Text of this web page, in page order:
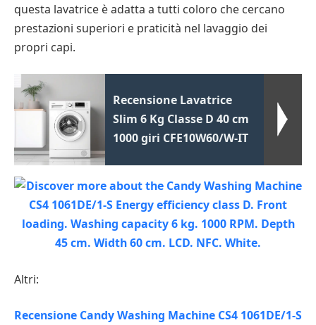
questa lavatrice è adatta a tutti coloro che cercano
prestazioni superiori e praticità nel lavaggio dei
propri capi.
Recensione Lavatrice
Slim 6 Kg Classe D 40 cm
1000 giri CFE10W60/W-IT
Altri:
Recensione Candy Washing Machine CS4 1061DE/1-S